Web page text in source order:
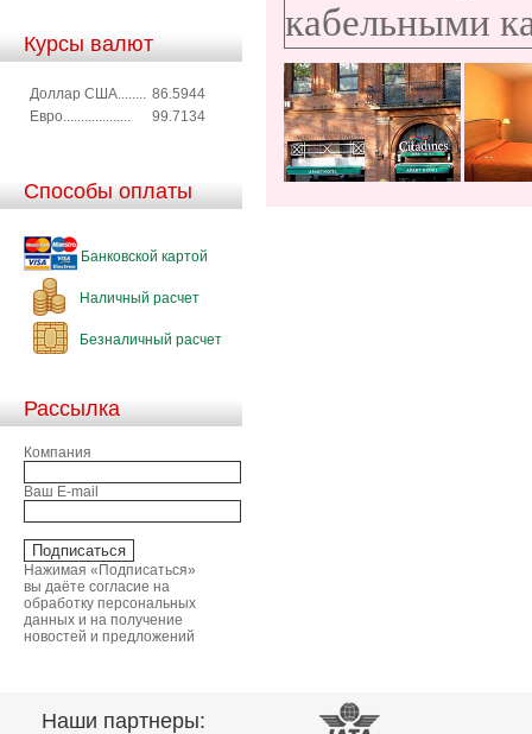
Курсы валют
Доллар США........ 86.5944
Евро...................
99.7134
Способы оплаты
Банковской картой
Наличный расчет
Безналичный расчет
Рассылка
Компания
Ваш E-mail
Нажимая «Подписаться»
вы даёте согласие на
обработку персональных
данных и на получение
новостей и предложений
кабельными
Наши партнеры: